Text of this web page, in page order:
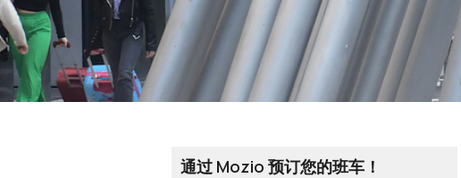
通过 Mozio 预订您的班车！